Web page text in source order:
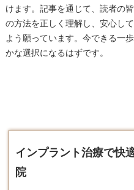
けます。記事を通じて、読者の
の方法を正しく理解し、安心し
よう願っています。今できる一
かな選択になるはずです。
インプラント治療で快
院